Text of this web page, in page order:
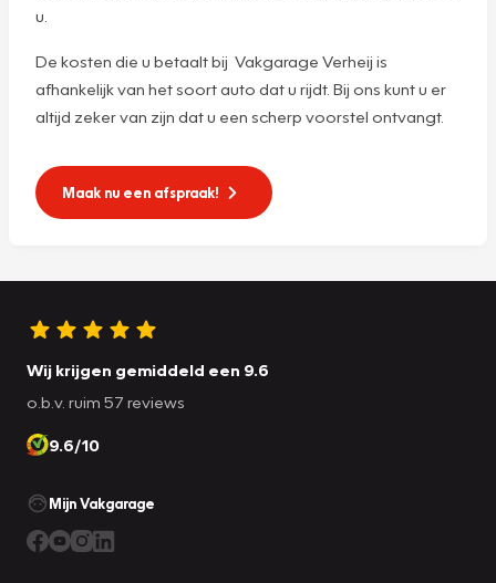
u.
De kosten die u betaalt bij Vakgarage Verheij is
afhankelijk van het soort auto dat u rijdt. Bij ons kunt u er
altijd zeker van zijn dat u een scherp voorstel ontvangt.
Maak nu een afspraak!
Wij krijgen gemiddeld een 9.6
o.b.v. ruim 57 reviews
9.6/10
Mijn Vakgarage